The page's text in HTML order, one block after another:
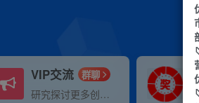
VIP交流 群聊
研究探讨更多创业项目路子。